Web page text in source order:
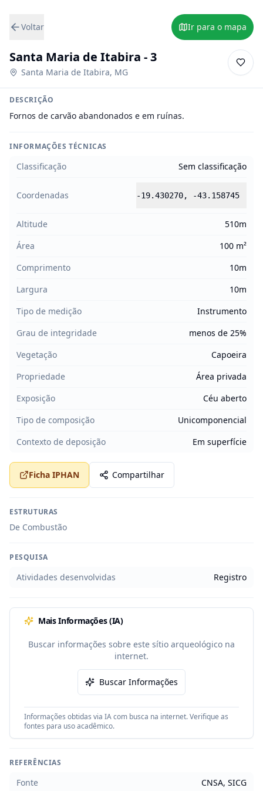
Voltar Ir para o mapa
Santa Maria de Itabira - 3
Santa Maria de Itabira, MG
DESCRIÇÃO
Fornos de carvão abandonados e em ruínas.
INFORMAÇÕES TÉCNICAS
Classificação Sem classificação
Coordenadas -19.430270, -43.158745
Altitude
510m
Área
100 m²
Comprimento
10m
Largura
10m
Tipo de medição
Instrumento
Grau de integridade
menos de 25%
Vegetação
Capoeira
Propriedade
Área privada
Exposição
Céu aberto
Tipo de composição
Unicomponencial
Contexto de deposição
Em superfície
Ficha IPHAN Compartilhar
ESTRUTURAS
De Combustão
PESQUISA
Atividades desenvolvidas Registro
Mais Informações (IA)
Buscar informações sobre este sítio arqueológico na
internet.
Buscar Informações
Informações obtidas via IA com busca na internet. Verifique as
fontes para uso acadêmico.
REFERÊNCIAS
Fonte CNSA, SICG